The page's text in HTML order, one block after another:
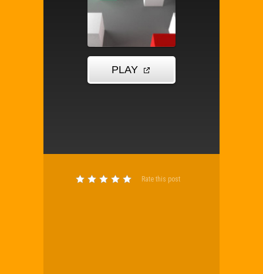
Rate this post